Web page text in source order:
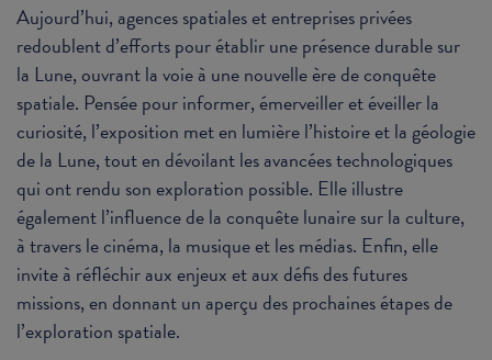
Aujourd’hui, agences spatiales et entreprises privées
redoublent d’efforts pour établir une présence durable sur
la Lune, ouvrant la voie à une nouvelle ère de conquête
spatiale. Pensée pour informer, émerveiller et éveiller la
curiosité, l’exposition met en lumière l’histoire et la géologie
de la Lune, tout en dévoilant les avancées technologiques
qui ont rendu son exploration possible. Elle illustre
également l’influence de la conquête lunaire sur la culture,
à travers le cinéma, la musique et les médias. Enfin, elle
invite à réfléchir aux enjeux et aux défis des futures
missions, en donnant un aperçu des prochaines étapes de
l’exploration spatiale.